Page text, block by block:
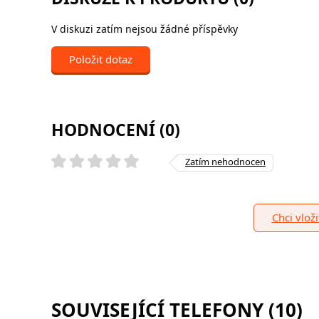
V diskuzi zatím nejsou žádné příspěvky
Položit dotaz
HODNOCENÍ (0)
Zatím nehodnocen
Chci
SOUVISEJÍCÍ TELEFONY (10)